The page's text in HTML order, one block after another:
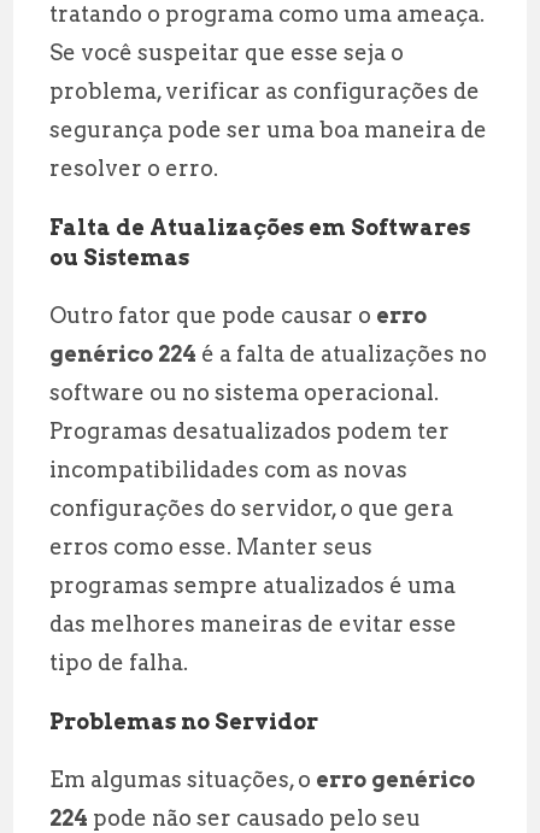
tratando o programa como uma ameaça.
Se você suspeitar que esse seja o
problema, verificar as configurações de
segurança pode ser uma boa maneira de
resolver o erro.
Falta de Atualizações em Softwares
ou Sistemas
Outro fator que pode causar o erro
genérico 224 é a falta de atualizações no
software ou no sistema operacional.
Programas desatualizados podem ter
incompatibilidades com as novas
configurações do servidor, o que gera
erros como esse. Manter seus
programas sempre atualizados é uma
das melhores maneiras de evitar esse
tipo de falha.
Problemas no Servidor
Em algumas situações, o erro genérico
224 pode não ser causado pelo seu